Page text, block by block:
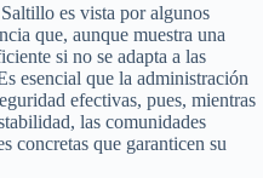
es vista por algunos
que, aunque muestra una
si no se adapta a las
esencial que la administración
efectivas, pues, mientras
las comunidades
concretas que garanticen su